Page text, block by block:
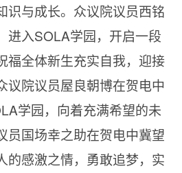
识与成长。众议院议员西铭
进入SOLA学园，开启一段
福全体新生充实自我，迎接
议院议员屋良朝博在贺电中
学园，向着充满希望的未
员国场幸之助在贺电中冀望
的感激之情，勇敢追梦，实